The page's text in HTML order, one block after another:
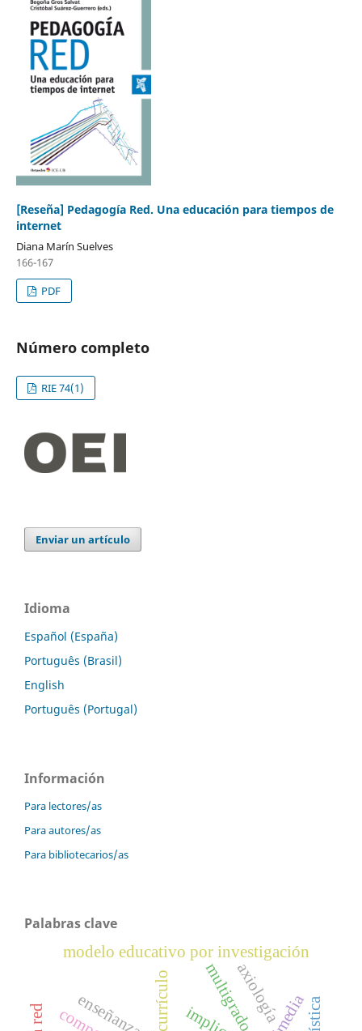
[Reseña] Pedagogía Red. Una educación para tiempos de
internet
Diana Marín Suelves
166-167
PDF
Número completo
RIE 74(1)
Enviar un artículo
Idioma
Español (España)
Português (Brasil)
English
Português (Portugal)
Información
Para lectores/as
Para autores/as
Para bibliotecarios/as
Palabras clave
currículo axiología
modelo educativo por investigación
multigrado